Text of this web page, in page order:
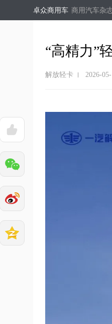
卓众商用车 商用汽车杂
“高精力”
解放轻卡 2026-